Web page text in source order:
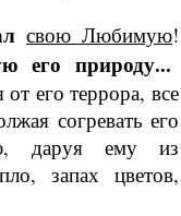
свою Любимую!
его природу...
его террора, все
согре­вать его
даруя ему из
запах цветов,